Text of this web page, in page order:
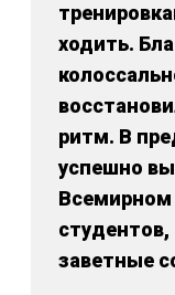
ходить.
ритм. В
успешно
студентов,
заветные